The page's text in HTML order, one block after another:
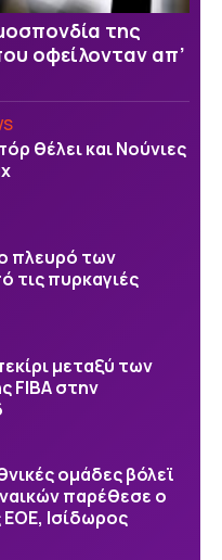
της
οφείλονταν απ’
θέλει και Νούνιες
πλευρό των
τις πυρκαγιές
μεταξύ των
FIBA στην
ομάδες βόλεϊ
παρέθεσε ο
Ισίδωρος